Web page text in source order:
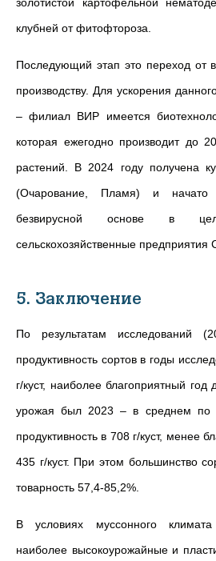
клубней от фитофтороза.
Последующий этап это переход от
производству. Для ускорения
– филиал ВИР имеется
которая ежегодно производит до
растений. В 2024 году получена
(Очарование, Пламя) и начато
безвирусной основе в
сельскохозяйственные предприятия
5. Заключение
По результатам исследований
продуктивность сортов в годы
г/куст, наиболее благоприятный год
урожая был 2023 – в среднем по
продуктивность в 708 г/куст, менее
435 г/куст. При этом большинство
товарность 57,4-85,2%.
В условиях муссонного
наиболее высокоурожайные и